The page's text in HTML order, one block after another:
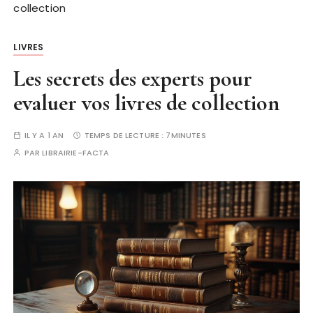
collection
LIVRES
Les secrets des experts pour
evaluer vos livres de collection
IL Y A 1 AN TEMPS DE LECTURE : 7MINUTES
PARLIBRAIRIE-FACTA